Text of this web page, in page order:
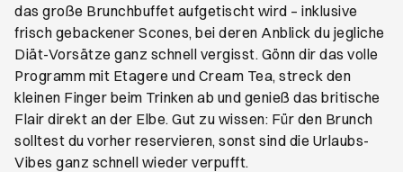
das große Brunchbuffet aufgetischt wird – inklusive
frisch gebackener Scones, bei deren Anblick du jegliche
Diät-Vorsätze ganz schnell vergisst. Gönn dir das volle
Programm mit Etagere und Cream Tea, streck den
kleinen Finger beim Trinken ab und genieß das britische
Flair direkt an der Elbe. Gut zu wissen: Für den Brunch
solltest du vorher reservieren, sonst sind die Urlaubs-
Vibes ganz schnell wieder verpufft.